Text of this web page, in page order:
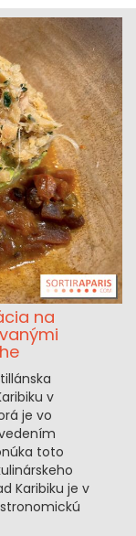
na
v
je vo
toto
Karibiku je v